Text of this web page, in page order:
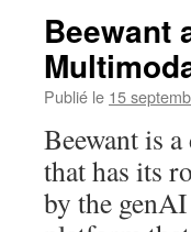
Beewant
Publié le 15
Beewant is
that has its
by the